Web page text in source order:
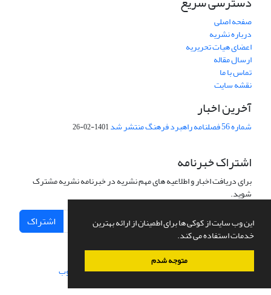
این وب سایت از کوکی ها برای اطمینان از ارائه بهترین
خدمات استفاده می کند.
متوجه شدم
صفحه اصلی
درباره نشریه
اعضای هیات تحریریه
ارسال مقاله
تماس با ما
نقشه سایت
آخرین اخبار
شماره 56 فصلنامه راهبرد فرهنگ منتشر شد 1401-02-26
اشتراک خبرنامه
برای دریافت اخبار و اطلاعیه های مهم نشریه در خبرنامه نشریه مشترک
شوید.
اشتراک
سامانه مدیریت نشریات علمی.طراحی و پیاده سازی از سیناوب